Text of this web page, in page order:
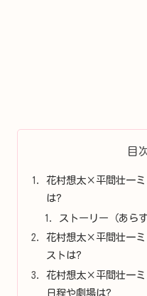
目
花村想太×平間壮一ミ
は?
ストーリー（あらす
花村想太×平間壮一ミ
ストは?
花村想太×平間壮一ミ
日程や劇場は?